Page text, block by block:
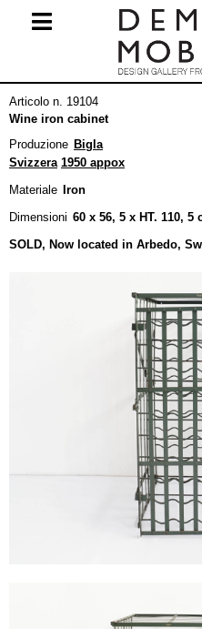
primario
navigzione
Articolo n. 19104
Wine iron cabinet
Produzione Bigla
Svizzera 1950 appox
Materiale
Iron
Dimensioni 60 x 56, 5 x HT. 110, 5
SOLD, Now located in Arbedo,